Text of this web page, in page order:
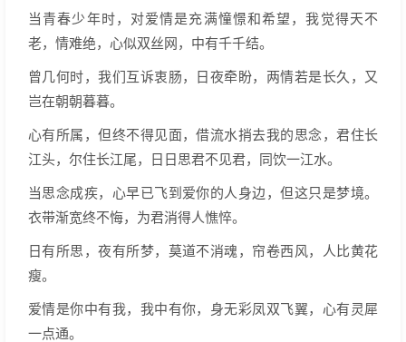
当青春少年时，对爱情是充满憧憬和希望，我觉得天不
老，情难绝，心似双丝网，中有千千结。
曾几何时，我们互诉衷肠，日夜牵盼，两情若是长久，又
岂在朝朝暮暮。
心有所属，但终不得见面，借流水捎去我的思念，君住长
江头，尔住长江尾，日日思君不见君，同饮一江水。
当思念成疾，心早已飞到爱你的人身边，但这只是梦境。
衣带渐宽终不悔，为君消得人憔悴。
日有所思，夜有所梦，莫道不消魂，帘卷西风，人比黄花
瘦。
爱情是你中有我，我中有你，身无彩凤双飞翼，心有灵犀
一点通。